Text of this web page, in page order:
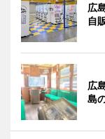
広
自
広
島